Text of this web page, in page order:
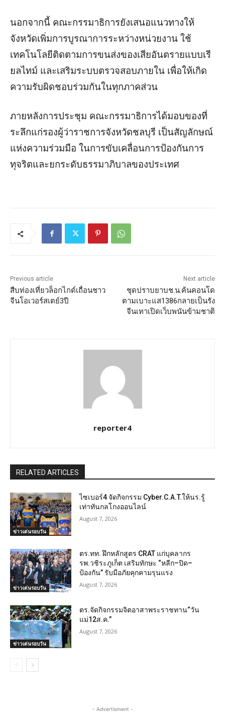
นอกจากนี้ คณะกรรมาธิการยังเสนอแนวทางให้
จังหวัดเพิ่มการบูรณาการระหว่างหน่วยงาน ใช้
เทคโนโลยีติดตามการขนส่งของเสียอันตรายแบบเรี
ยลไทม์ และเสริมระบบตรวจสอบภายใน เพื่อให้เกิด
ความรับผิดชอบร่วมกันในทุกภาคส่วน
ภายหลังการประชุม คณะกรรมาธิการได้มอบของที่
ระลึกแก่รองผู้ว่าราชการจังหวัดชลบุรี เป็นสัญลักษณ์
แห่งความร่วมมือ ในการขับเคลื่อนการป้องกันการ
ทุจริตและยกระดับธรรมาภิบาลของประเทศ
Previous article
สืบท่องเที่ยวล็อกไกด์เถื่อนชาว
จีนโอเวอร์สเตย์3ปี
Next article
ชุดปราบยาบช.น.ค้นคอนโด
ตามเบาะแส1386กลายเป็นรัง
จีนเทาเปิดเว็บพนันข้ามชาติ
reporter4
RELATED ARTICLES
ข่าวเด่นรอบวัน
ไซเบอร์4 จัดกิจกรรม Cyber.C.A.T.ให้นร.รู้
เท่าทันกลโกงออนไลน์
August 7, 2026
ข่าวเด่นรอบวัน
ตร.ทท. ฝึกหลักสูตร CRAT แก่บุคลากร
รพ.วชิระภูเก็ต เสริมทักษะ “หลีก–ปิด–
ป้องกัน” รับมือภัยคุกคามรุนแรง
August 7, 2026
ข่าวเด่นรอบวัน
ตร.จัดกิจกรรมจิตอาสาพระราชทาน“วัน
แม่12ส.ค.”
August 7, 2026
- Advertisment -